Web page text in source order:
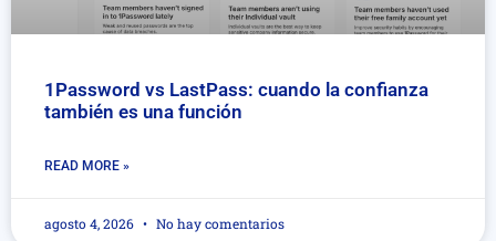
1Password vs LastPass: cuando la confianza
también es una función
READ MORE »
agosto 4, 2026 No hay comentarios